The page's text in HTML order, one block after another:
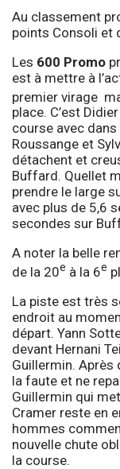
Au classement
points Consoli et
Les 600 Promo
est à mettre à
premier virage
place. C’est
course avec dans
Roussange et
détachent et
Buffard. Quellet
prendre le large
avec plus de 5,6
secondes sur
A noter la belle
de la 20e à la 6e
La piste est très
endroit au
départ. Yann
devant Hernani
Guillermin. Après
la faute et ne
Guillermin qui
Cramer reste en
hommes
nouvelle chute
la course.